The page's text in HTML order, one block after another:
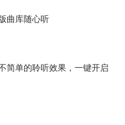
曲库随心听
简单的聆听效果，一键开启